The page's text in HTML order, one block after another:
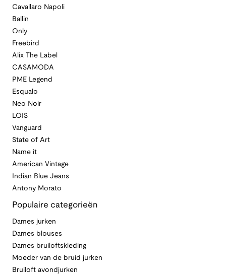
Cavallaro Napoli
Ballin
Only
Freebird
Alix The Label
CASAMODA
PME Legend
Esqualo
Neo Noir
LOIS
Vanguard
State of Art
Name it
American Vintage
Indian Blue Jeans
Antony Morato
Populaire categorieën
Dames jurken
Dames blouses
Dames bruiloftskleding
Moeder van de bruid jurken
Bruiloft avondjurken